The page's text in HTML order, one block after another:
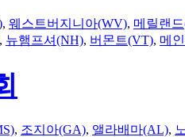
, 웨스트버지니아(WV), 메릴랜
, 뉴햄프셔(NH), 버몬트(VT), 메
, 조지아(GA), 앨라배마(AL),